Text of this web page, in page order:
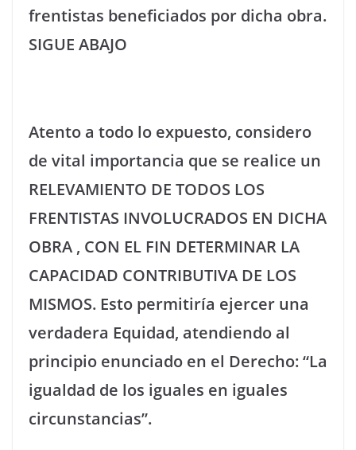
frentistas beneficiados por dicha obra.
SIGUE ABAJO
Atento a todo lo expuesto, considero
de vital importancia que se realice un
RELEVAMIENTO DE TODOS LOS
FRENTISTAS INVOLUCRADOS EN DICHA
OBRA , CON EL FIN DETERMINAR LA
CAPACIDAD CONTRIBUTIVA DE LOS
MISMOS. Esto permitiría ejercer una
verdadera Equidad, atendiendo al
principio enunciado en el Derecho: “La
igualdad de los iguales en iguales
circunstancias”.